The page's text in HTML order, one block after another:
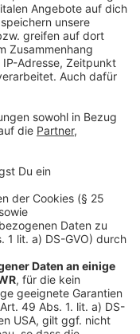
(dieBasis,
II
Bewerberliste im
mit den Städten
Büteführ (SPD,
Jean Valton
Die
Witten),